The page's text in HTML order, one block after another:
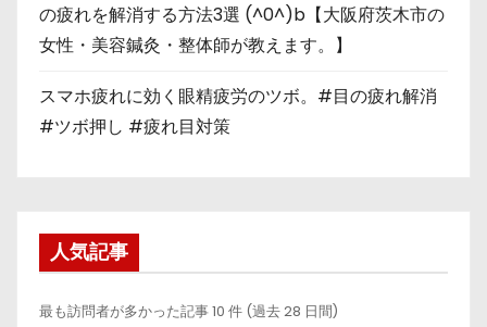
の疲れを解消する方法3選 (^0^)b【大阪府茨木市の
女性・美容鍼灸・整体師が教えます。】
スマホ疲れに効く眼精疲労のツボ。#目の疲れ解消
#ツボ押し #疲れ目対策
人気記事
最も訪問者が多かった記事 10 件 (過去 28 日間)